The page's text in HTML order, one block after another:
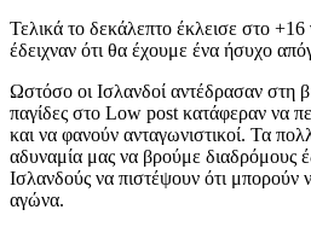
Τελικά το δεκάλεπτο έκλεισε στο
έδειχναν ότι θα έχουμε ένα ήσυχο
Ωστόσο οι Ισλανδοί αντέδρασαν στη
παγίδες στο Low post κατάφεραν να
και να φανούν ανταγωνιστικοί. Τα
αδυναμία μας να βρούμε διαδρόμους
Ισλανδούς να πιστέψουν ότι μπορούν
αγώνα.